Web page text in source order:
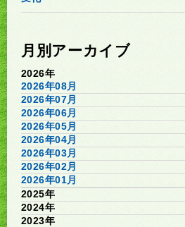
月別アーカイブ
2026年
2026年08月
2026年07月
2026年06月
2026年05月
2026年04月
2026年03月
2026年02月
2026年01月
2025年
2024年
2023年